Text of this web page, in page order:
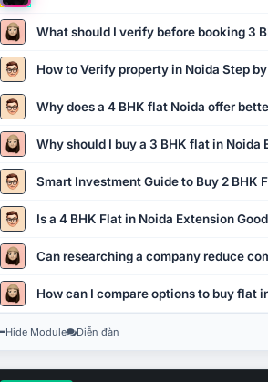
What should I verify before booking 3
How to Verify property in Noida Step
Why does a 4 BHK flat Noida offer
Why should I buy a 3 BHK flat in Noida
Smart Investment Guide to Buy 2 BHK
Is a 4 BHK Flat in Noida Extension
Can researching a company reduce
How can I compare options to buy flat
Hide Module Diễn đàn